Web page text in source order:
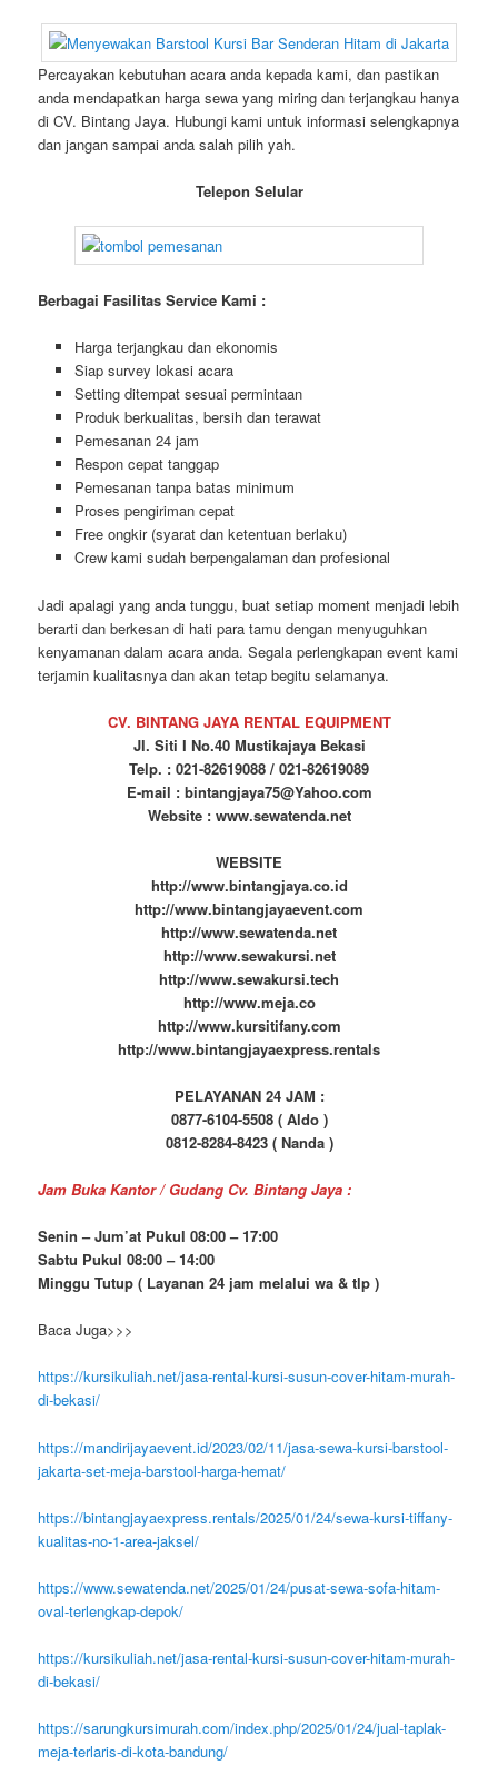
Percayakan kebutuhan acara anda kepada kami, dan pastikan
anda mendapatkan harga sewa yang miring dan terjangkau hanya
di CV. Bintang Jaya. Hubungi kami untuk informasi selengkapnya
dan jangan sampai anda salah pilih yah.
Telepon Selular
Berbagai Fasilitas Service Kami :
Harga terjangkau dan ekonomis
Siap survey lokasi acara
Setting ditempat sesuai permintaan
Produk berkualitas, bersih dan terawat
Pemesanan 24 jam
Respon cepat tanggap
Pemesanan tanpa batas minimum
Proses pengiriman cepat
Free ongkir (syarat dan ketentuan berlaku)
Crew kami sudah berpengalaman dan profesional
Jadi apalagi yang anda tunggu, buat setiap moment menjadi lebih
berarti dan berkesan di hati para tamu dengan menyuguhkan
kenyamanan dalam acara anda. Segala perlengkapan event kami
terjamin kualitasnya dan akan tetap begitu selamanya.
CV. BINTANG JAYA RENTAL EQUIPMENT
Jl. Siti I No.40 Mustikajaya Bekasi
Telp. : 021-82619088 / 021-82619089
E-mail : bintangjaya75@Yahoo.com
Website : www.sewatenda.net
WEBSITE
http://www.bintangjaya.co.id
http://www.bintangjayaevent.com
http://www.sewatenda.net
http://www.sewakursi.net
http://www.sewakursi.tech
http://www.meja.co
http://www.kursitifany.com
http://www.bintangjayaexpress.rentals
PELAYANAN 24 JAM :
0877-6104-5508 ( Aldo )
0812-8284-8423 ( Nanda )
Jam Buka Kantor / Gudang Cv. Bintang Jaya :
Senin – Jum’at Pukul 08:00 – 17:00
Sabtu Pukul 08:00 – 14:00
Minggu Tutup ( Layanan 24 jam melalui wa & tlp )
Baca Juga>>>
https://kursikuliah.net/jasa-rental-kursi-susun-cover-hitam-murah-
di-bekasi/
https://mandirijayaevent.id/2023/02/11/jasa-sewa-kursi-barstool-
jakarta-set-meja-barstool-harga-hemat/
https://bintangjayaexpress.rentals/2025/01/24/sewa-kursi-tiffany-
kualitas-no-1-area-jaksel/
https://www.sewatenda.net/2025/01/24/pusat-sewa-sofa-hitam-
oval-terlengkap-depok/
https://kursikuliah.net/jasa-rental-kursi-susun-cover-hitam-murah-
di-bekasi/
https://sarungkursimurah.com/index.php/2025/01/24/jual-taplak-
meja-terlaris-di-kota-bandung/